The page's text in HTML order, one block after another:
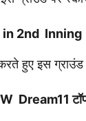
in 2nd Inning
हुए इस
Dream11